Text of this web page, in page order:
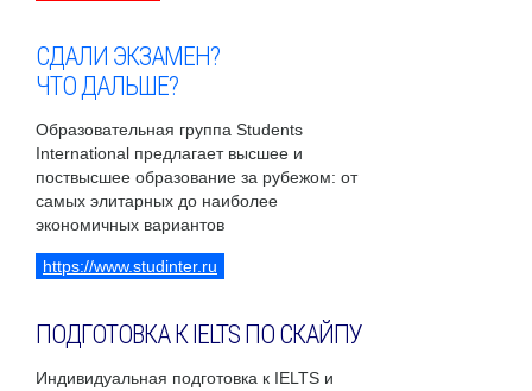
СДАЛИ ЭКЗАМЕН?
ЧТО ДАЛЬШЕ?
Образовательная группа Students
International предлагает высшее и
поствысшее образование за рубежом: от
самых элитарных до наиболее
экономичных вариантов
https://www.studinter.ru
ПОДГОТОВКА К IELTS ПО СКАЙПУ
Индивидуальная подготовка к IELTS и